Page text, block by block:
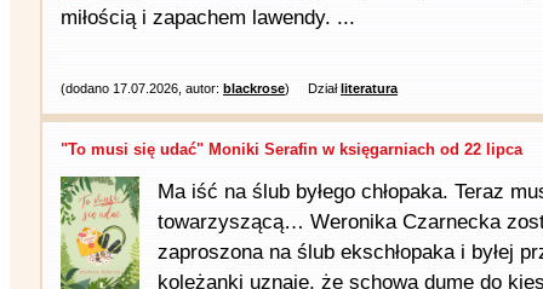
miłością i zapachem lawendy. ...
(dodano 17.07.2026, autor: blackrose) Działliteratura
"To musi się udać" Moniki Serafin w księgarniach od 22 lipca
Ma iść na ślub byłego chłopaka. Teraz
towarzyszącą… Weronika Czarnecka
zaproszona na ślub ekschłopaka i byłej
koleżanki uznaje, że schowa dumę do